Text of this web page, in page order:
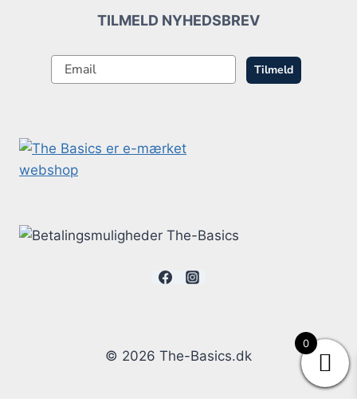
TILMELD NYHEDSBREV
Tilmeld
© 2026 The-Basics.dk
0